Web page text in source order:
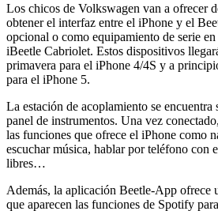
Los chicos de Volkswagen van a ofrecer
obtener el interfaz entre el iPhone y el
opcional o como equipamiento de serie
iBeetle Cabriolet. Estos dispositivos
primavera para el iPhone 4/4S y a
para el iPhone 5.
La estación de acoplamiento se encuentra
panel de instrumentos. Una vez
las funciones que ofrece el iPhone como
escuchar música, hablar por teléfono con
libres…
Además, la aplicación Beetle-App ofrece
que aparecen las funciones de Spotify